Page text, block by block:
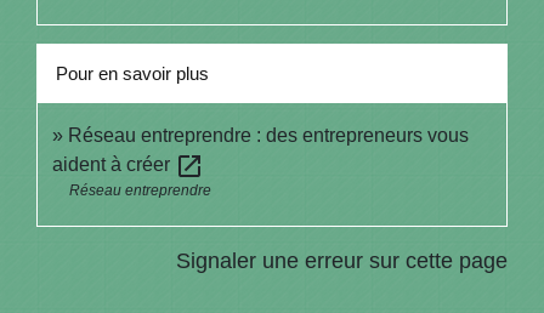
Pour en savoir plus
Réseau entreprendre : des entrepreneurs vous
aident à créer open_in_new
Réseau entreprendre
Signaler une erreur sur cette page